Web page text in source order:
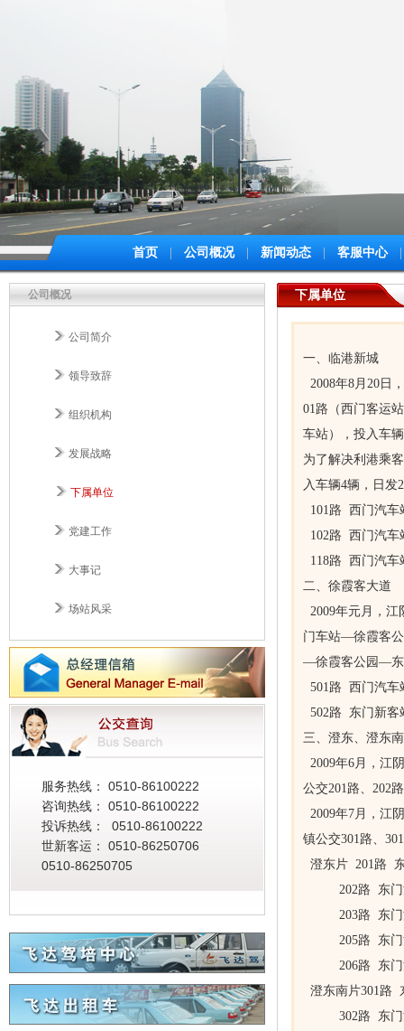
首页 公司概况 新闻动态 客服中心
公司概况
公司简介
领导致辞
组织机构
发展战略
下属单位
党建工作
大事记
场站风采
服务热线： 0510-86100222
咨询热线： 0510-86100222
投诉热线： 0510-86100222
世新客运： 0510-86250706
0510-86250705
下属单位
一、临港新城
2008年8月20日
01路（西门客运
车站），投入车
为了解决利港乘
入车辆4辆，日
101路 西门汽车
102路 西门汽车
118路 西门汽车
二、徐霞客大道
2009年元月，
门车站—徐霞客
—徐霞客公园—东
501路 西门汽车
502路 东门新客
三、澄东、澄东
2009年6月，江
公交201路、202
2009年7月，江
镇公交301路、
澄东片 201路
202路 东门汽
203路 东门汽
205路 东门汽
206路 东门汽
澄东南片301路
302路 东门汽